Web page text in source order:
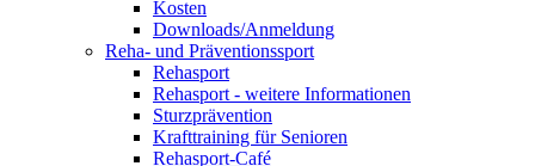
Kosten
Downloads/Anmeldung
Reha- und Präventionssport
Rehasport
Rehasport - weitere Informationen
Sturzprävention
Krafttraining für Senioren
Rehasport-Café